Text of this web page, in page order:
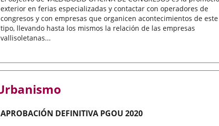
exterior en ferias especializadas y contactar con operadores de
congresos y con empresas que organicen acontecimientos de este
tipo, llevando hasta los mismos la relación de las empresas
vallisoletanas...
APROBACIÓN DEFINITIVA PGOU 2020